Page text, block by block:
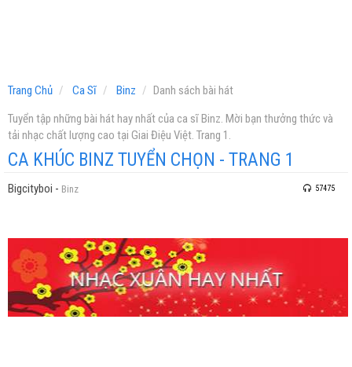
Trang Chủ Ca Sĩ Binz
Danh sách bài hát
Tuyển tập những bài hát hay nhất của ca sĩ Binz. Mời bạn thưởng thức và
tải nhạc chất lượng cao tại Giai Điệu Việt. Trang 1.
CA KHÚC BINZ TUYỂN CHỌN - TRANG 1
Bigcityboi - Binz 57475